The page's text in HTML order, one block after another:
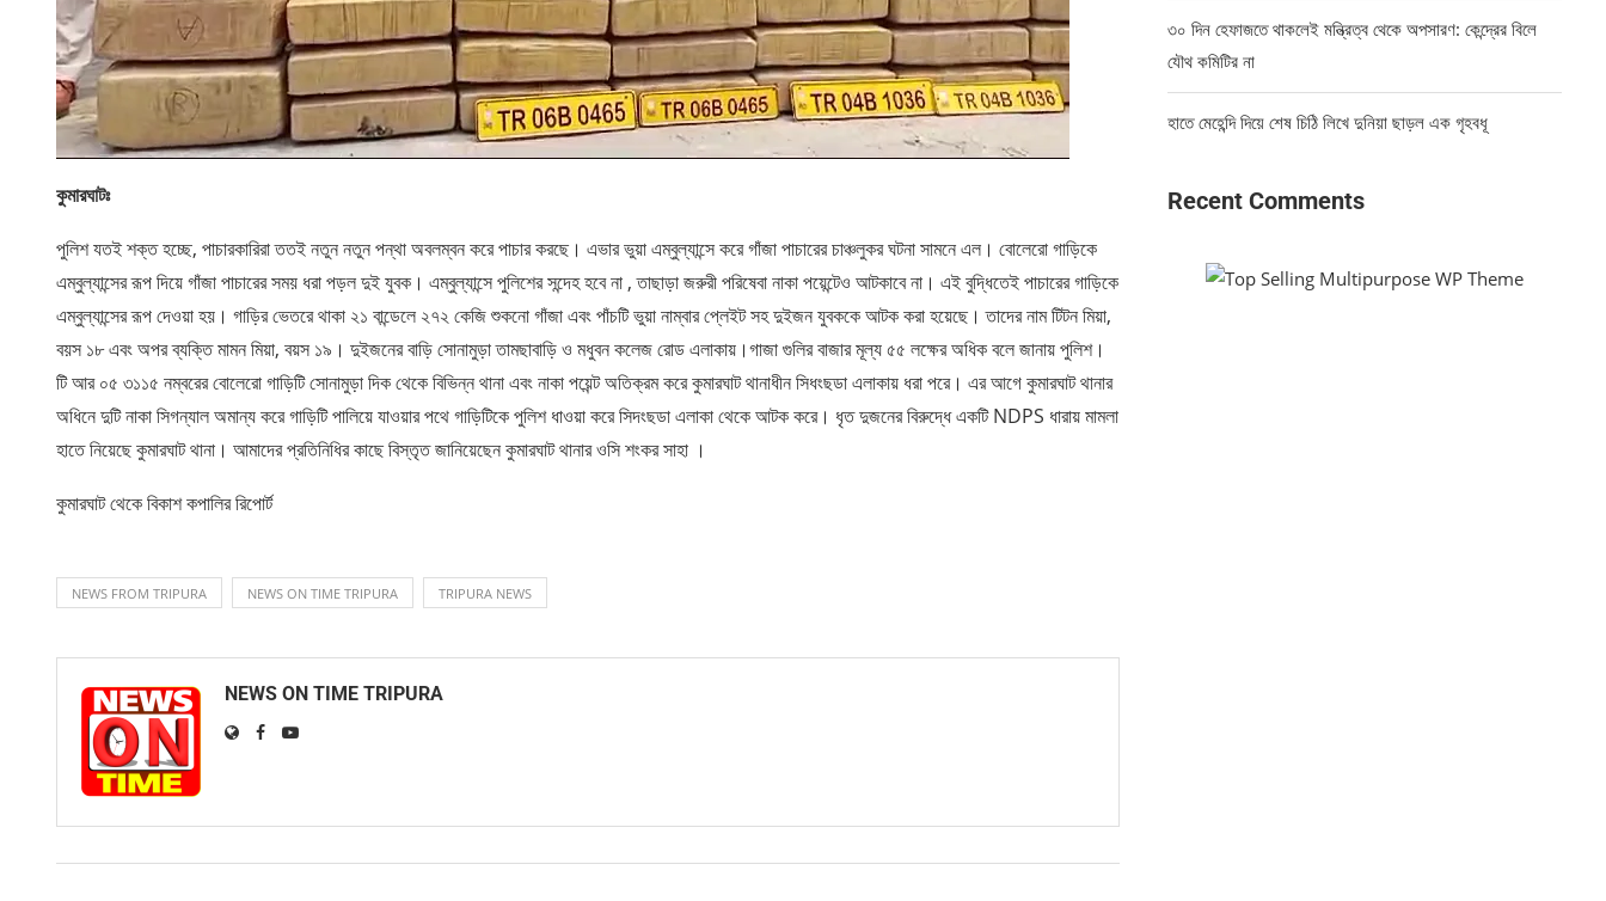
কুমারঘাটঃ
পুলিশ যতই শক্ত হচ্ছে, পাচারকারিরা ততই নতুন নতুন পন্থা অবলম্বন করে পাচার করছে। এভার ভুয়া এম্বুল্যান্সে করে গাঁজা পাচারের চাঞ্চলুকর ঘটনা সামনে এল। বোলেরো গাড়িকে
এম্বুল্যান্সের রূপ দিয়ে গাঁজা পাচারের সময় ধরা পড়ল দুই যুবক। এম্বুল্যান্সে পুলিশের সন্দেহ হবে না , তাছাড়া জরুরী পরিষেবা নাকা পয়েন্টেও আটকাবে না। এই বুদ্ধিতেই পাচারের গাড়িকে
এম্বুল্যান্সের রূপ দেওয়া হয়। গাড়ির ভেতরে থাকা ২১ বান্ডেলে ২৭২ কেজি শুকনো গাঁজা এবং পাঁচটি ভুয়া নাম্বার প্লেইট সহ দুইজন যুবককে আটক করা হয়েছে। তাদের নাম টিটন মিয়া,
বয়স ১৮ এবং অপর ব্যক্তি মামন মিয়া, বয়স ১৯। দুইজনের বাড়ি সোনামুড়া তামছাবাড়ি ও মধুবন কলেজ রোড এলাকায়।গাজা গুলির বাজার মূল্য ৫৫ লক্ষের অধিক বলে জানায় পুলিশ।
টি আর ০৫ ৩১১৫ নম্বরের বোলেরো গাড়িটি সোনামুড়া দিক থেকে বিভিন্ন থানা এবং নাকা পয়েন্ট অতিক্রম করে কুমারঘাট থানাধীন সিধংছডা এলাকায় ধরা পরে। এর আগে কুমারঘাট থানার
অধিনে দুটি নাকা সিগন্যাল অমান্য করে গাড়িটি পালিয়ে যাওয়ার পথে গাড়িটিকে পুলিশ ধাওয়া করে সিদংছডা এলাকা থেকে আটক করে। ধৃত দুজনের বিরুদ্ধে একটি NDPS ধারায় মামলা
হাতে নিয়েছে কুমারঘাট থানা। আমাদের প্রতিনিধির কাছে বিস্তৃত জানিয়েছেন কুমারঘাট থানার ওসি শংকর সাহা ।
কুমারঘাট থেকে বিকাশ কপালির রিপোর্ট
NEWS FROM TRIPURA NEWS ON TIME TRIPURA TRIPURA NEWS
NEWS ON TIME TRIPURA
৩০ দিন হেফাজতে থাকলেই মন্ত্রিত্ব থেকে অপসারণ: কেন্দ্রের বিলে
যৌথ কমিটির না
হাতে মেহেন্দি দিয়ে শেষ চিঠি লিখে দুনিয়া ছাড়ল এক গৃহবধূ
Recent Comments